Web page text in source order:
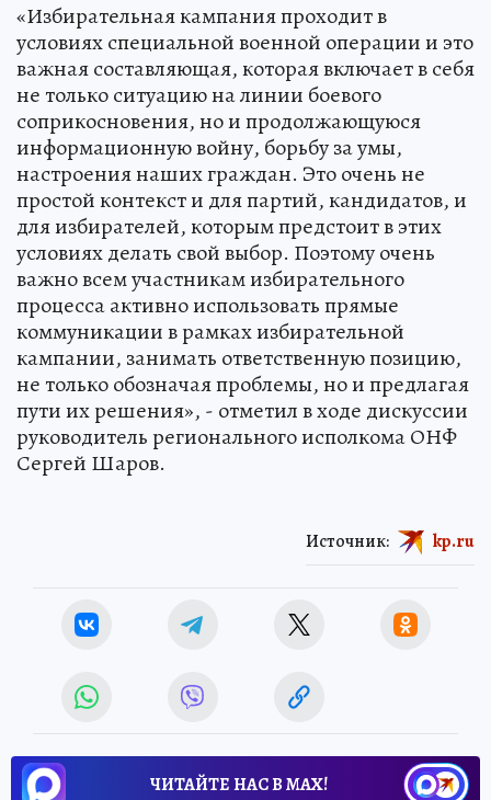
«Избирательная кампания проходит в
условиях специальной военной операции и это
важная составляющая, которая включает в себя
не только ситуацию на линии боевого
соприкосновения, но и продолжающуюся
информационную войну, борьбу за умы,
настроения наших граждан. Это очень не
простой контекст и для партий, кандидатов, и
для избирателей, которым предстоит в этих
условиях делать свой выбор. Поэтому очень
важно всем участникам избирательного
процесса активно использовать прямые
коммуникации в рамках избирательной
кампании, занимать ответственную позицию,
не только обозначая проблемы, но и предлагая
пути их решения», - отметил в ходе дискуссии
руководитель регионального исполкома ОНФ
Сергей Шаров.
Источник: kp.ru
ЧИТАЙТЕ НАС В МАХ!